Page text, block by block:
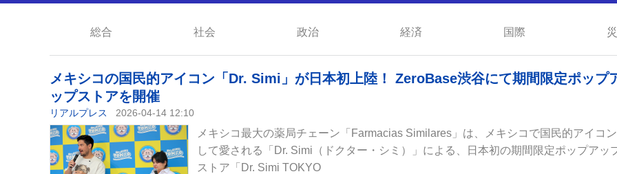
総合 社会 政治 経済 国際
メキシコの国民的アイコン「Dr. Simi」が日本初上陸！ ZeroBase渋谷にて期間限定ポップ
ップストアを開催
リアルプレス 2026-04-14 12:10
メキシコ最大の薬局チェーン「Farmacias Similares」は、メキシコで国民的アイコン
して愛される「Dr. Simi（ドクター・シミ）」による、日本初の期間限定ポップアッ
ストア「Dr. Simi TOKYO